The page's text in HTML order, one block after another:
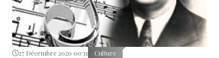
27 Décembre 2020 00:31 Culture